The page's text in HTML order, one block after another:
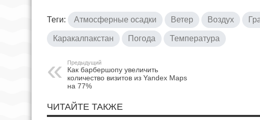
Теги: Атмосферные осадки Ветер Воздух
Каракалпакстан Погода Температура
Предыдущий
Как барбершопу увеличить
количество визитов из Yandex Maps
на 77%
ЧИТАЙТЕ ТАКЖЕ